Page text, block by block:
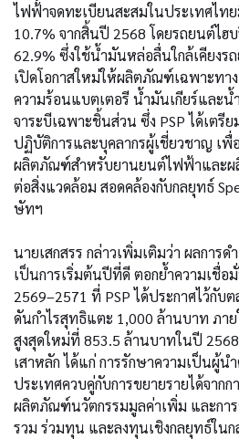
ไฟฟ้าจดทะเบียนสะสมในประเทศไท
10.7% จากสิ้นปี 2568 โดยรถยนต์ไฮ
62.9% ซึ่งใช้น้ำมันหล่อลื่นใกล้เคียง
เปิดโอกาสใหม่ให้ผลิตภัณฑ์เฉพาะทา
ความร้อนแบตเตอรี น้ำมันเกียร์และน้
จาระบีเฉพาะชิ้นส่วน ซึ่ง PSP ได้เต
ปฏิบัติการและบุคลากรผู้เชี่ยวชาญ เ
ผลิตภัณฑ์สำหรับยานยนต์ไฟฟ้าและ
ต่อสิ่งแวดล้อม สอดคล้องกับกลยุทธ์
ษัทฯ
นายเสกสรร กล่าวเพิ่มเติมว่า ผลการ
เป็นการเริ่มต้นปีที่ดี ตอกย้ำความเชื่อ
2569–2571 ที่ PSP ได้ประกาศไว้กับ
ดันกำไรสุทธิแตะ 1,000 ล้านบาท ภา
สูงสุดใหม่ที่ 853.5 ล้านบาทในปี
เสาหลัก ได้แก่ การรักษาความเป็นผู้
ประเทศควบคู่กับการขยายรายได้จาก
ผลิตภัณฑ์นวัตกรรมมูลค่าเพิ่ม และการ
รวม ร่วมทุน และลงทุนเชิงกลยุทธ์ในก